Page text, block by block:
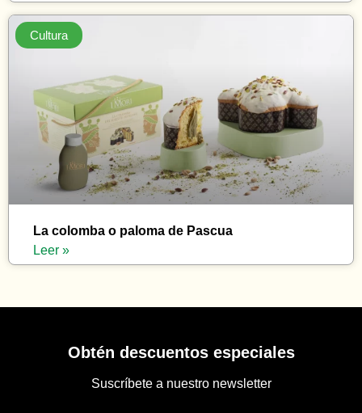
Cultura
La colomba o paloma de Pascua
Leer »
Obtén descuentos especiales
Suscríbete a nuestro newsletter